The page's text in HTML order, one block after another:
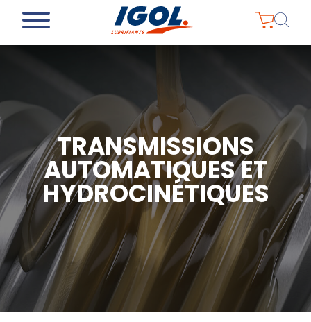
TRANSMISSIONS
AUTOMATIQUES ET
HYDROCINÉTIQUES